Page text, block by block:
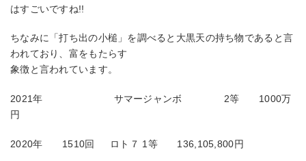
はすごいですね!!
ちなみに「打ち出の小槌」を調べると大黒天の持ち物であると言
われており、富をもたらす
象徴と言われています。
2021年 サマージャンボ 2等 1000万
円
2020年 1510回 ロト７ 1等 136,105,800円